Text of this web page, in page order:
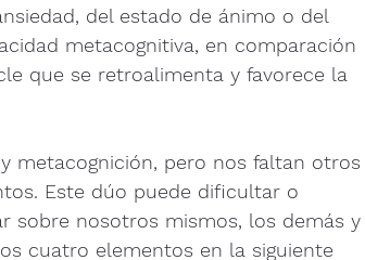
del estado de ánimo o del
metacognitiva, en comparación
que se retroalimenta y favorece la
metacognición, pero nos faltan otros
Este dúo puede dificultar o
sobre nosotros mismos, los demás y
cuatro elementos en la siguiente